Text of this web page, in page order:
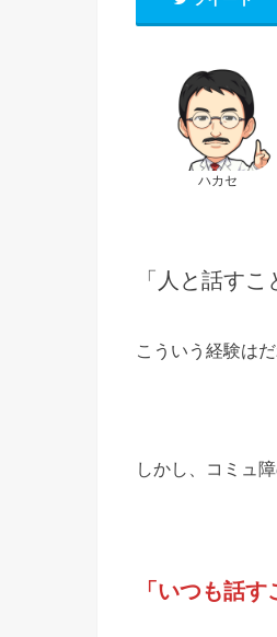
ハカセ
「人と話す
こういう経験は
しかし、コミュ障
「いつも話す